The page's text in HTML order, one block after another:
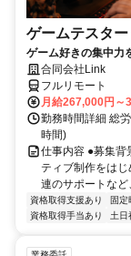
ゲームテスター
ゲーム好きの集中力
合同会社Link
フルリモート
月給267,000円～
勤務時間詳細 総
時間)
仕事内容 ●募集背
ティブ制作をは
連のサポートな
資格取得支援あり 固定
資格取得手当あり
土日